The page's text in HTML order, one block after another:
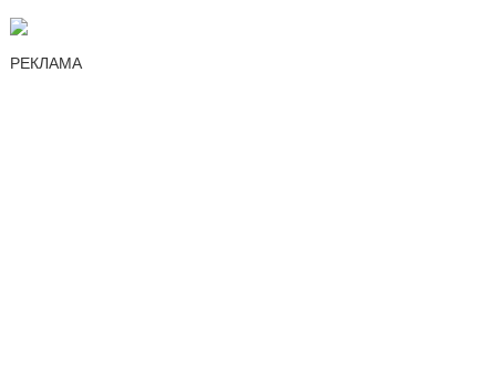
РЕКЛАМА